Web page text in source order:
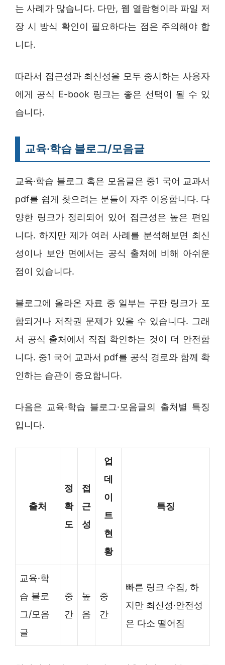
는 사례가 많습니다. 다만, 웹 열람형이라 파일 저
장 시 방식 확인이 필요하다는 점은 주의해야 합
니다.
따라서 접근성과 최신성을 모두 중시하는 사용자
에게 공식 E-book 링크는 좋은 선택이 될 수 있
습니다.
교육·학습 블로그/모음글
교육·학습 블로그 혹은 모음글은 중1 국어 교과서
pdf를 쉽게 찾으려는 분들이 자주 이용합니다. 다
양한 링크가 정리되어 있어 접근성은 높은 편입
니다. 하지만 제가 여러 사례를 분석해보면 최신
성이나 보안 면에서는 공식 출처에 비해 아쉬운
점이 있습니다.
블로그에 올라온 자료 중 일부는 구판 링크가 포
함되거나 저작권 문제가 있을 수 있습니다. 그래
서 공식 출처에서 직접 확인하는 것이 더 안전합
니다. 중1 국어 교과서 pdf를 공식 경로와 함께 확
인하는 습관이 중요합니다.
다음은 교육·학습 블로그·모음글의 출처별 특징
입니다.
출처
정
확
도
접
근
성
업
데
이
트
현
황
특징
교육·학
습 블로
그/모음
글
중
간
높
음
중
간
빠른 링크 수집, 하
지만 최신성·안전성
은 다소 떨어짐